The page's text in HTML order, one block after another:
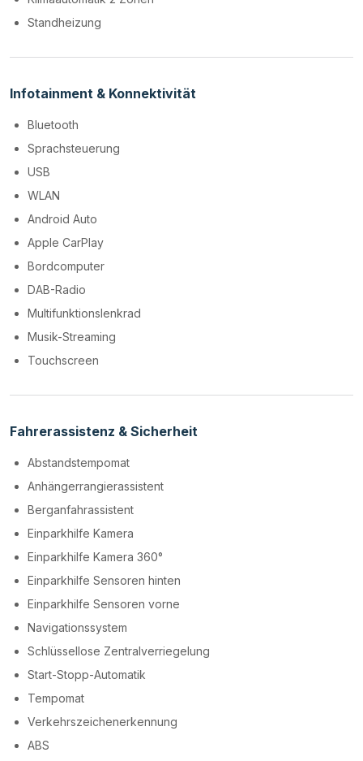
Standheizung
Infotainment & Konnektivität
Bluetooth
Sprachsteuerung
USB
WLAN
Android Auto
Apple CarPlay
Bordcomputer
DAB-Radio
Multifunktionslenkrad
Musik-Streaming
Touchscreen
Fahrerassistenz & Sicherheit
Abstandstempomat
Anhängerrangierassistent
Berganfahrassistent
Einparkhilfe Kamera
Einparkhilfe Kamera 360°
Einparkhilfe Sensoren hinten
Einparkhilfe Sensoren vorne
Navigationssystem
Schlüssellose Zentralverriegelung
Start-Stopp-Automatik
Tempomat
Verkehrszeichenerkennung
ABS